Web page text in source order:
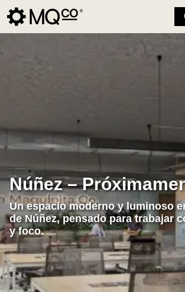
Núñez –
Un espacio moderno y luminoso
de Núñez, pensado para trabajar
y foco.